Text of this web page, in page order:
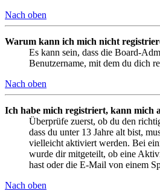
Nach oben
Warum kann ich mich nicht
Es kann sein, dass die Board-
Benutzername, mit dem du dich
Nach oben
Ich habe mich registriert, kann mich
Überprüfe zuerst, ob du den
dass du unter 13 Jahre alt bist,
vielleicht aktiviert werden. Bei
wurde dir mitgeteilt, ob eine
hast oder die E-Mail von einem
Nach oben